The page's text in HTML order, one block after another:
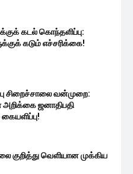
கடல் கொந்தளிப்பு:
கடும் எச்சரிக்கை!
சிறைச்சாலை வன்முறை:
ஜனாதிபதி
குறித்து வெளியான முக்கிய